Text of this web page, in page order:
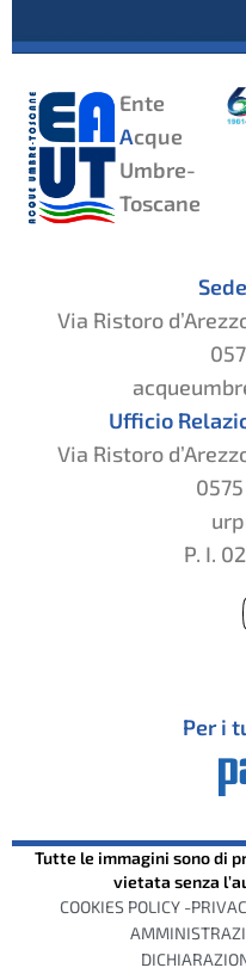
Ente
Acque
Umbre-
Toscane
Via Ristoro
Ufficio
Via Ristoro
P. I.
Per i
Tutte le immagini sono di
vietata senza
COOKIES POLICY -